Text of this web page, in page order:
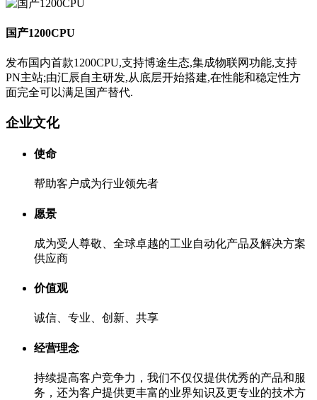
国产1200CPU
发布国内首款1200CPU,支持博途生态,集成物联网功能,支持
PN主站;由汇辰自主研发,从底层开始搭建,在性能和稳定性方
面完全可以满足国产替代.
企业文化
使命
帮助客户成为行业领先者
愿景
成为受人尊敬、全球卓越的工业自动化产品及解决方案
供应商
价值观
诚信、专业、创新、共享
经营理念
持续提高客户竞争力，我们不仅仅提供优秀的产品和服
务，还为客户提供更丰富的业界知识及更专业的技术方